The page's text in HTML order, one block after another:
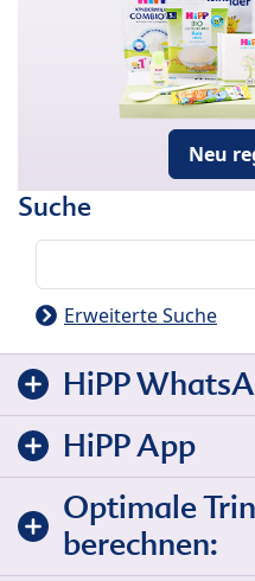
Neu
Suche
Erweiterte Suche
HiPP
HiPP App
Optimale
berechnen: